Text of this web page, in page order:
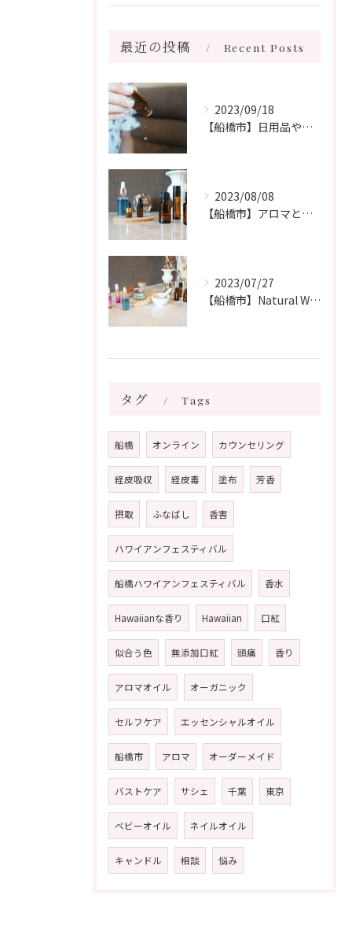
最近の投稿 Recent Posts
2023/09/18
【船橋市】日用品や香りの害について𓆸
2023/08/08
【船橋市】アロマとエッセンシャルオイルの違いについて🧙‍♀️
2023/07/27
【船橋市】Natural Witchです🧙‍♀️フランス式のアロマオイルについて
タグ Tags
船橋 オンライン カウンセリング
経皮吸収 経皮毒 塗布 芳香
摂取 ふなばし 香害
ハワイアンフェスティバル
船橋ハワイアンフェスティバル 香水
Hawaiianな香り Hawaiian 口紅
似合う色 無添加口紅 頭痛 香り
アロマオイル オーガニック
セルフケア エッセンシャルオイル
船橋市 アロマ オーダーメイド
バストケア サシェ 千葉 東京
ベビーオイル ネイルオイル
キャンドル 相談 悩み